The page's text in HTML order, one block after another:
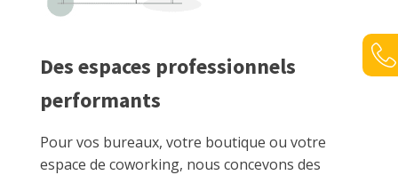
Des espaces professionnels
performants
Pour vos bureaux, votre boutique ou votre
espace de coworking, nous concevons des